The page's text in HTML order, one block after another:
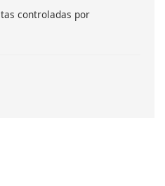
controladas por